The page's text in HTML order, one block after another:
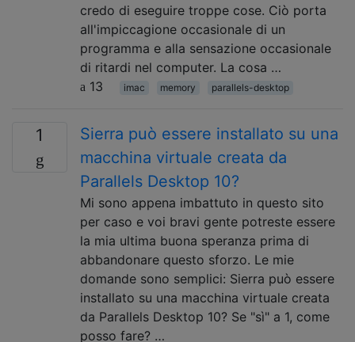
credo di eseguire troppe cose. Ciò porta
all'impiccagione occasionale di un
programma e alla sensazione occasionale
di ritardi nel computer. La cosa …
13
imac memory parallels-desktop
1
Sierra può essere installato su una
macchina virtuale creata da
Parallels Desktop 10?
Mi sono appena imbattuto in questo sito
per caso e voi bravi gente potreste essere
la mia ultima buona speranza prima di
abbandonare questo sforzo. Le mie
domande sono semplici: Sierra può essere
installato su una macchina virtuale creata
da Parallels Desktop 10? Se "sì" a 1, come
posso fare? …